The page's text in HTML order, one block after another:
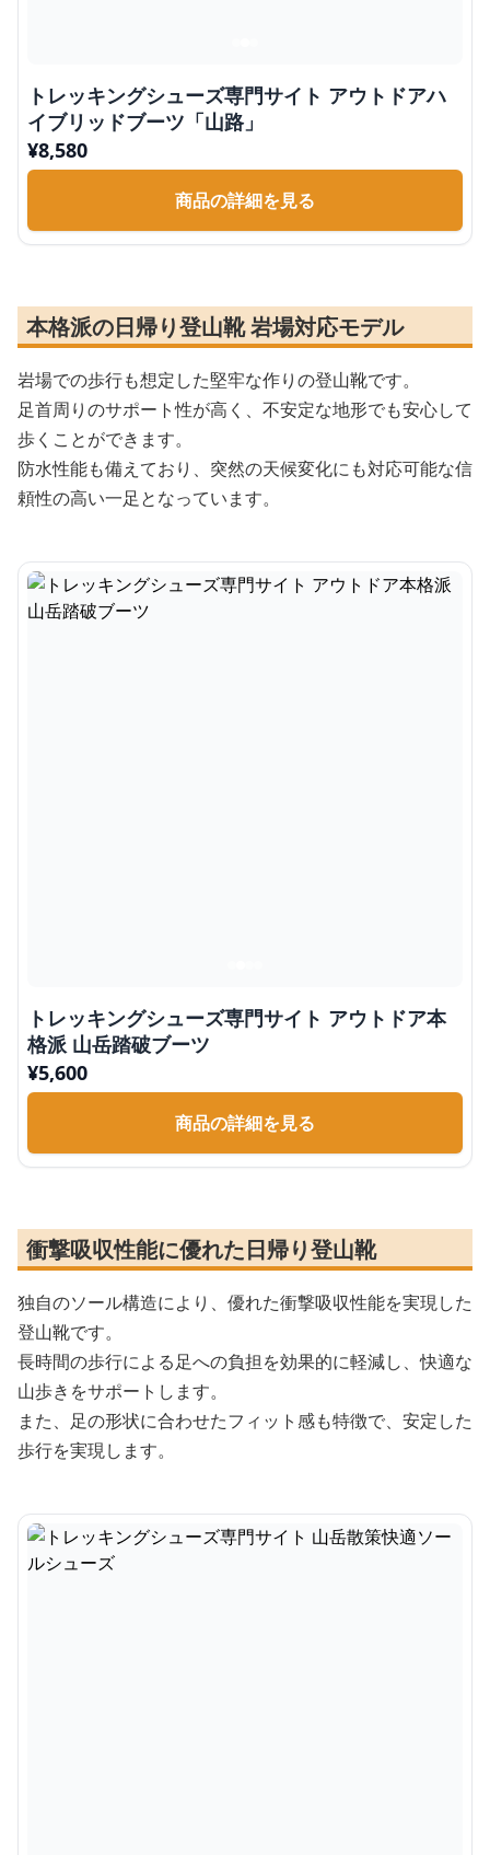
トレッキングシューズ専門サイト アウトドアハ
イブリッドブーツ「山路」
¥8,580
商品の詳細を見る
本格派の日帰り登山靴 岩場対応モデル
岩場での歩行も想定した堅牢な作りの登山靴です。
足首周りのサポート性が高く、不安定な地形でも安心して
歩くことができます。
防水性能も備えており、突然の天候変化にも対応可能な信
頼性の高い一足となっています。
トレッキングシューズ専門サイト アウトドア本
格派 山岳踏破ブーツ
¥5,600
商品の詳細を見る
衝撃吸収性能に優れた日帰り登山靴
独自のソール構造により、優れた衝撃吸収性能を実現した
登山靴です。
長時間の歩行による足への負担を効果的に軽減し、快適な
山歩きをサポートします。
また、足の形状に合わせたフィット感も特徴で、安定した
歩行を実現します。